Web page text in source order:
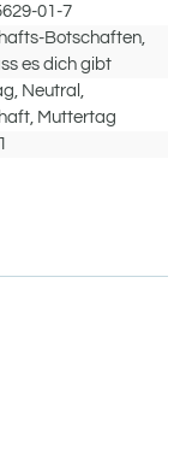
01-7
Botschaften,
es dich gibt
Neutral,
Muttertag